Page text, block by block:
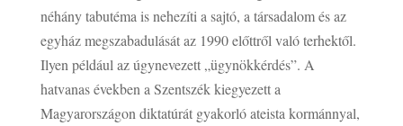
néhány tabutéma is nehezíti a sajtó, a társadalom és az
egyház megszabadulását az 1990 előttről való terhektől.
Ilyen például az úgynevezett „ügynökkérdés”. A
hatvanas években a Szentszék kiegyezett a
Magyarországon diktatúrát gyakorló ateista kormánnyal,